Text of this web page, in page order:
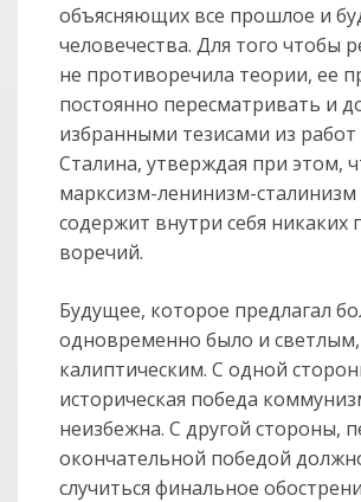
объясняющих все прошлое и
человечества. Для того чтобы
не противоречила теории, ее
постоянно пересматривать и
избранными тезисами из
Сталина, утверждая при этом,
марксизм-ленинизм-сталинизм
содержит внутри себя никаких
воречий.
Будущее, которое предлагал
одновременно было и
калиптическим. С одной
историческая победа
неизбежна. С другой стороны,
окончательной победой
случиться финальное